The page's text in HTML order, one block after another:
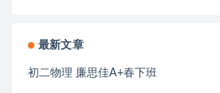
最新文章
初二物理 廉思佳A+春下班